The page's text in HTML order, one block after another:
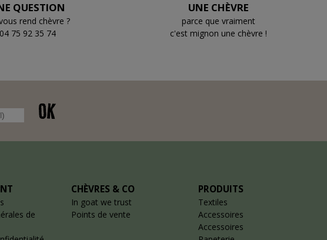
QUESTION
rend chèvre ?
04 75 92 35 74
UNE CHÈVRE
parce que vraiment
c'est mignon une chèvre !
OK
de
CHÈVRES & CO
In goat we trust
Points de vente
PRODUITS
Textiles
Accessoires
Accessoires